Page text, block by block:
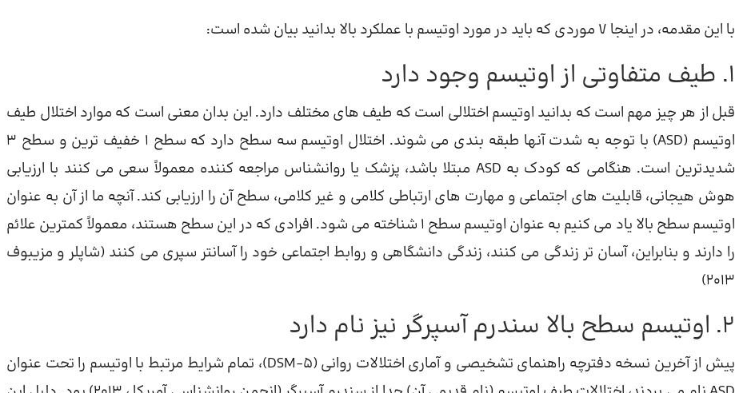
با این مقدمه، در اینجا 7 موردی که باید در مورد اوتیسم با عملکرد بالا بدانید بیان شده است:
1. طیف متفاوتی از اوتیسم وجود دارد
قبل از هر چیز مهم است که بدانید اوتیسم اختلالی است که طیف های مختلف دارد. این بدان معنی است که موارد اختلال طیف
اوتیسم (ASD) با توجه به شدت آنها طبقه بندی می شوند. اختلال اوتیسم سه سطح دارد که سطح 1 خفیف ترین و سطح 3
شدیدترین است. هنگامی که کودک به ASD مبتلا باشد، پزشک یا روانشناس مراجعه کننده معمولاً سعی می کنند با ارزیابی
هوش هیجانی، قابلیت های اجتماعی و مهارت های ارتباطی کلامی و غیر کلامی، سطح آن را ارزیابی کند. آنچه ما از آن به عنوان
اوتیسم سطح بالا یاد می کنیم به عنوان اوتیسم سطح 1 شناخته می شود. افرادی که در این سطح هستند، معمولاً کمترین علائم
را دارند و بنابراین، آسان تر زندگی می کنند، زندگی دانشگاهی و روابط اجتماعی خود را آسانتر سپری می کنند (شاپلر و مزیبوف
2013)
2. اوتیسم سطح بالا سندرم آسپرگر نیز نام دارد
پیش از آخرین نسخه دفترچه راهنمای تشخیصی و آماری اختلالات روانی (DSM-5)، تمام شرایط مرتبط با اوتیسم را تحت عنوان